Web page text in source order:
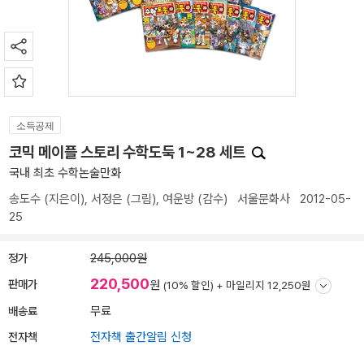
소득공제
코믹 메이플 스토리 수학도둑 1~28 세트
국내 최초 수학논술만화
송도수 (지은이), 서정은 (그림), 여운방 (감수) 서울문화사 2012-05-
25
정가 245,000원
판매가 220,500원 (10% 할인) + 마일리지 12,250원
배송료 무료
전자책 전자책 출간알림 신청